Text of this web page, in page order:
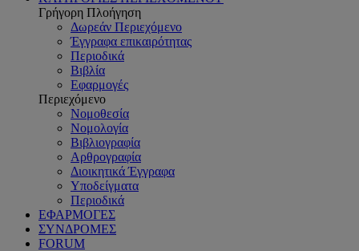
Γρήγορη Πλοήγηση
Δωρεάν Περιεχόμενο
Έγγραφα επικαιρότητας
Περιοδικά
Βιβλία
Εφαρμογές
Περιεχόμενο
Νομοθεσία
Νομολογία
Βιβλιογραφία
Αρθρογραφία
Διοικητικά Έγγραφα
Υποδείγματα
Περιοδικά
ΕΦΑΡΜΟΓΕΣ
ΣΥΝΔΡΟΜΕΣ
FORUM